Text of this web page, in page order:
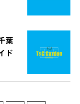
葉
ド